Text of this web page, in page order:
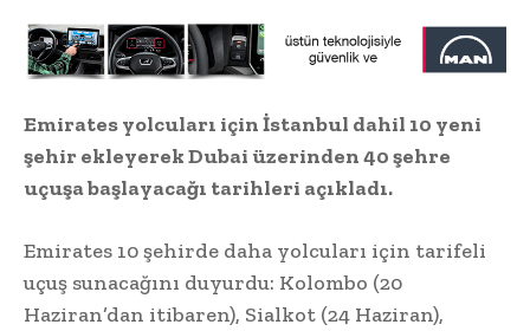
Emirates yolcuları için İstanbul dahil 10 yeni
şehir ekleyerek Dubai üzerinden 40 şehre
uçuşa başlayacağı tarihleri açıkladı.
Emirates 10 şehirde daha yolcuları için tarifeli
uçuş sunacağını duyurdu: Kolombo (20
Haziran’dan itibaren), Sialkot (24 Haziran),